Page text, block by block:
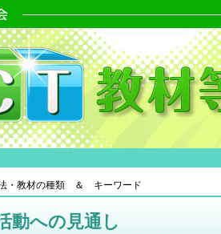
・教材の種類 ＆ キーワード
動への見通し